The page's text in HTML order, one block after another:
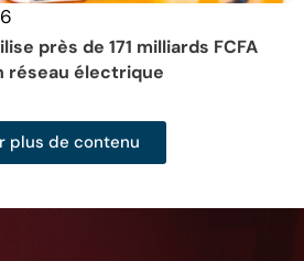
près de 171 milliards FCFA
réseau électrique
plus de contenu